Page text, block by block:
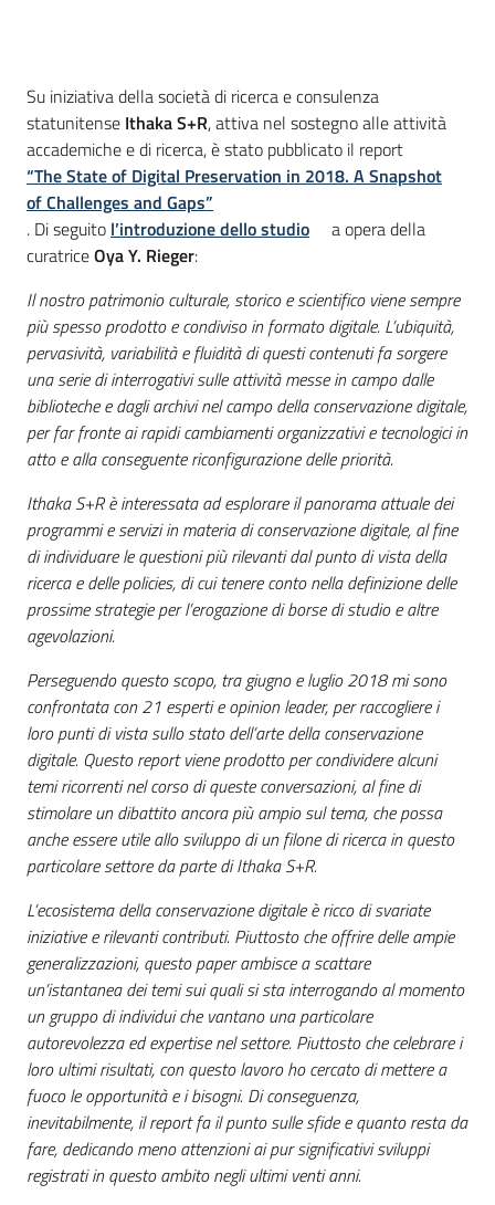
Seguici
su
Introduzione
Su iniziativa della società di ricerca e consulenza
statunitense Ithaka S+R, attiva nel sostegno alle attività
accademiche e di ricerca, è stato pubblicato il report
“The State of Digital Preservation in 2018. A Snapshot
of Challenges and Gaps”
. Di seguito l’introduzione dello studio
a opera della
curatriceOya Y. Rieger:
Il nostro patrimonio culturale, storico e scientifico viene sempre
più spesso prodotto e condiviso in formato digitale. L’ubiquità,
pervasività, variabilità e fluidità di questi contenuti fa sorgere
una serie di interrogativi sulle attività messe in campo dalle
biblioteche e dagli archivi nel campo della conservazione digitale,
per far fronte ai rapidi cambiamenti organizzativi e tecnologici in
atto e alla conseguente riconfigurazione delle priorità.
Ithaka S+R è interessata ad esplorare il panorama attuale dei
programmi e servizi in materia di conservazione digitale, al fine
di individuare le questioni più rilevanti dal punto di vista della
ricerca e delle policies, di cui tenere conto nella definizione delle
prossime strategie per l’erogazione di borse di studio e altre
agevolazioni.
Perseguendo questo scopo, tra giugno e luglio 2018 mi sono
confrontata con 21 esperti e opinion leader, per raccogliere i
loro punti di vista sullo stato dell’arte della conservazione
digitale. Questo report viene prodotto per condividere alcuni
temi ricorrenti nel corso di queste conversazioni, al fine di
stimolare un dibattito ancora più ampio sul tema, che possa
anche essere utile allo sviluppo di un filone di ricerca in questo
particolare settore da parte di Ithaka S+R.
L’ecosistema della conservazione digitale è ricco di svariate
iniziative e rilevanti contributi. Piuttosto che offrire delle ampie
generalizzazioni, questo paper ambisce a scattare
un’istantanea dei temi sui quali si sta interrogando al momento
un gruppo di individui che vantano una particolare
autorevolezza ed expertise nel settore. Piuttosto che celebrare i
loro ultimi risultati, con questo lavoro ho cercato di mettere a
fuoco le opportunità e i bisogni. Di conseguenza,
inevitabilmente, il report fa il punto sulle sfide e quanto resta da
fare, dedicando meno attenzioni ai pur significativi sviluppi
registrati in questo ambito negli ultimi venti anni.